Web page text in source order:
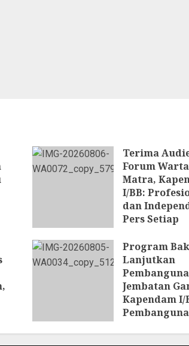
Terima
Forum
Matra,
I/BB:
dan
Pers Setiap
6 AGUSTUS 2026
Program
Lanjutkan
Jembatan
Kapendam I/